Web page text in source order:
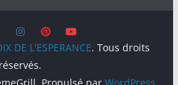
DE L'ESPERANCE. Tous droits
réservés.